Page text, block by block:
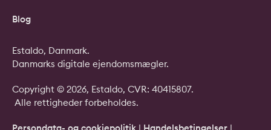
Blog
Copyright © 2026, Estaldo, CVR: 40415807.
Alle rettigheder forbeholdes.
Persondata- og cookiepolitik | Handelsbetingelser |
Estaldo, Danmark.
Danmarks digitale ejendomsmægler.